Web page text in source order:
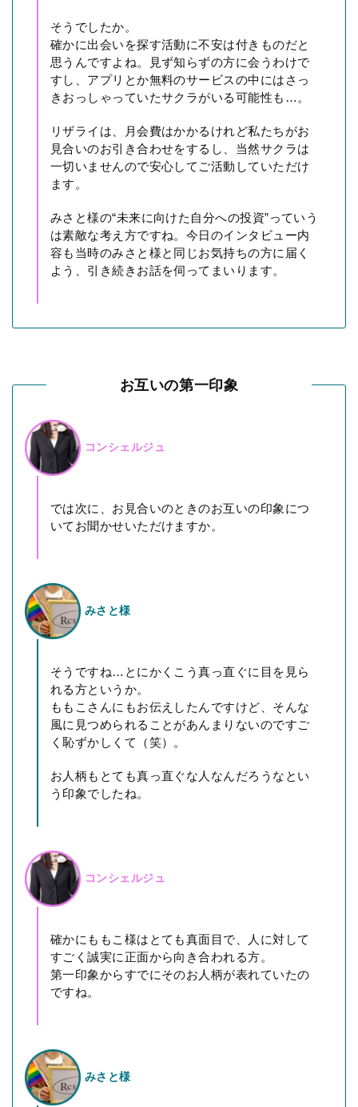
そうでしたか。
確かに出会いを探す活動に不安は付きものだと
思うんですよね。見ず知らずの方に会うわけで
すし、アプリとか無料のサービスの中にはさっ
きおっしゃっていたサクラがいる可能性も…。
リザライは、月会費はかかるけれど私たちがお
見合いのお引き合わせをするし、当然サクラは
一切いませんので安心してご活動していただけ
ます。
みさと様の“未来に向けた自分への投資”っていう
は素敵な考え方ですね。今日のインタビュー内
容も当時のみさと様と同じお気持ちの方に届く
よう、引き続きお話を伺ってまいります。
お互いの第一印象
コンシェルジュ
では次に、お見合いのときのお互いの印象につ
いてお聞かせいただけますか。
みさと様
そうですね…とにかくこう真っ直ぐに目を見ら
れる方というか。
ももこさんにもお伝えしたんですけど、そんな
風に見つめられることがあんまりないのですご
く恥ずかしくて（笑）。
お人柄もとても真っ直ぐな人なんだろうなとい
う印象でしたね。
コンシェルジュ
確かにももこ様はとても真面目で、人に対して
すごく誠実に正面から向き合われる方。
第一印象からすでにそのお人柄が表れていたの
ですね。
みさと様